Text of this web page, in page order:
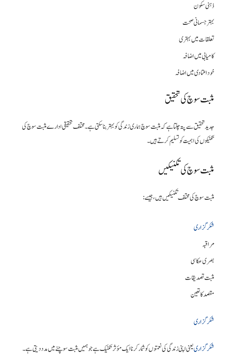
ذہنی سکون
بہتر جسمانی صحت
تعلقات میں بہتری
کامیابی میں اضافہ
خود اعتمادی میں اضافہ
مثبت سوچ کی تحقیق
جدید تحقیق سے پتہ چلتا ہے کہ مثبت سوچ ہماری زندگی کو بہتر بنا سکتی ہے۔ مختلف تحقیقی ادارے مثبت سوچ کی
تکنیکوں کی اہمیت کو تسلیم کرتے ہیں۔
مثبت سوچ کی تکنیکیں
مثبت سوچ کی مختلف تکنیکیں ہیں، جیسے:
شکرگزاری
مراقبہ
بصری عکاسی
مثبت تصدیقات
مقصد کا تعین
شکرگزاری
شکرگزارییعنی اپنی زندگی کی نعمتوں کو شمار کرنا ایک مؤثر تکنیک ہے جو ہمیں مثبت سوچنے میں مدد دیتی ہے۔